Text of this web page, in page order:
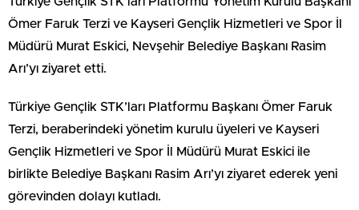
Ömer Faruk Terzi ve Kayseri Gençlik Hizmetleri ve Spor İl
Müdürü Murat Eskici, Nevşehir Belediye Başkanı Rasim
Arı’yı ziyaret etti.
Türkiye Gençlik STK’ları Platformu Başkanı Ömer Faruk
Terzi, beraberindeki yönetim kurulu üyeleri ve Kayseri
Gençlik Hizmetleri ve Spor İl Müdürü Murat Eskici ile
birlikte Belediye Başkanı Rasim Arı’yı ziyaret ederek yeni
görevinden dolayı kutladı.